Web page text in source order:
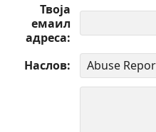
Твоја
емаил
адреса
Наслов